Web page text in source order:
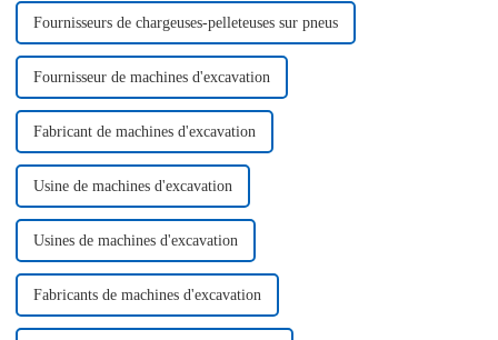
Fournisseurs de chargeuses-pelleteuses sur pneus
Fournisseur de machines d'excavation
Fabricant de machines d'excavation
Usine de machines d'excavation
Usines de machines d'excavation
Fabricants de machines d'excavation